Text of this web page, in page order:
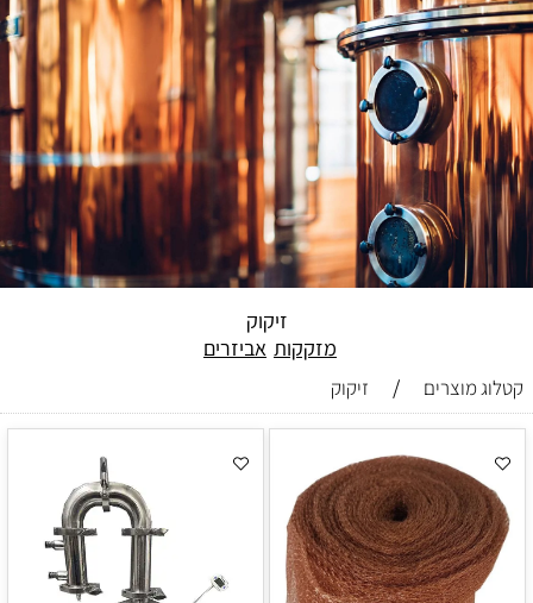
זיקוק
מזקקות אביזרים
קטלוג מוצרים / זיקוק